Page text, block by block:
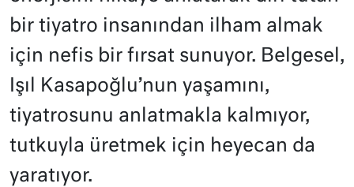
bir tiyatro insanından ilham almak
için nefis bir fırsat sunuyor. Belgesel,
Işıl Kasapoğlu’nun yaşamını,
tiyatrosunu anlatmakla kalmıyor,
tutkuyla üretmek için heyecan da
yaratıyor.